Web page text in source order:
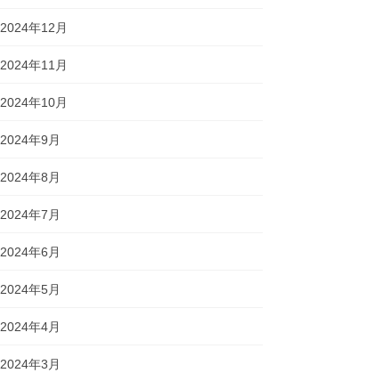
2024年12月
2024年11月
2024年10月
2024年9月
2024年8月
2024年7月
2024年6月
2024年5月
2024年4月
2024年3月